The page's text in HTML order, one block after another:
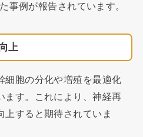
事例が報告されています。
上
細胞の分化や増殖を最適化
ます。これにより、神経再
上すると期待されていま